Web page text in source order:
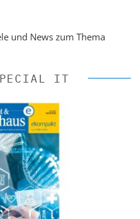
und News zum Thema
IT